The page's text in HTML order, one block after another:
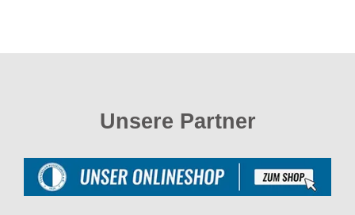
Unsere Partner